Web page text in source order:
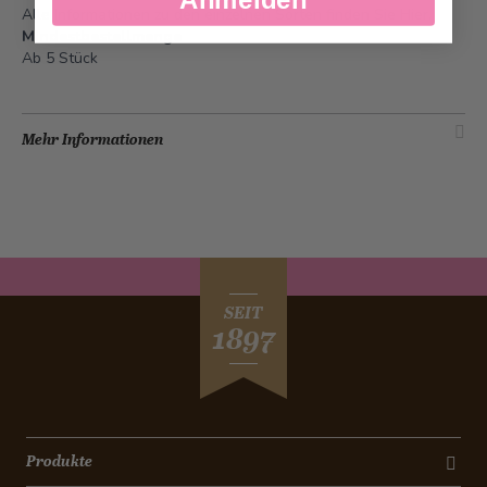
Alle Informationen zu den einzelnen Sorten finden Sie
Mindestbestellmenge
Ab 5 Stück
Mehr Informationen
SEIT
1897
Produkte